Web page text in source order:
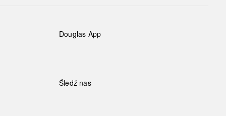
Douglas App
Śledź nas